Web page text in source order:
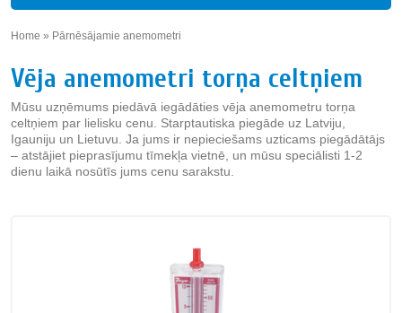
Home » Pārnēsājamie anemometri
Vēja anemometri torņa celtņiem
Mūsu uzņēmums piedāvā iegādāties vēja anemometru torņa
celtņiem par lielisku cenu. Starptautiska piegāde uz Latviju,
Igauniju un Lietuvu. Ja jums ir nepieciešams uzticams piegādātājs
– atstājiet pieprasījumu tīmekļa vietnē, un mūsu speciālisti 1-2
dienu laikā nosūtīs jums cenu sarakstu.